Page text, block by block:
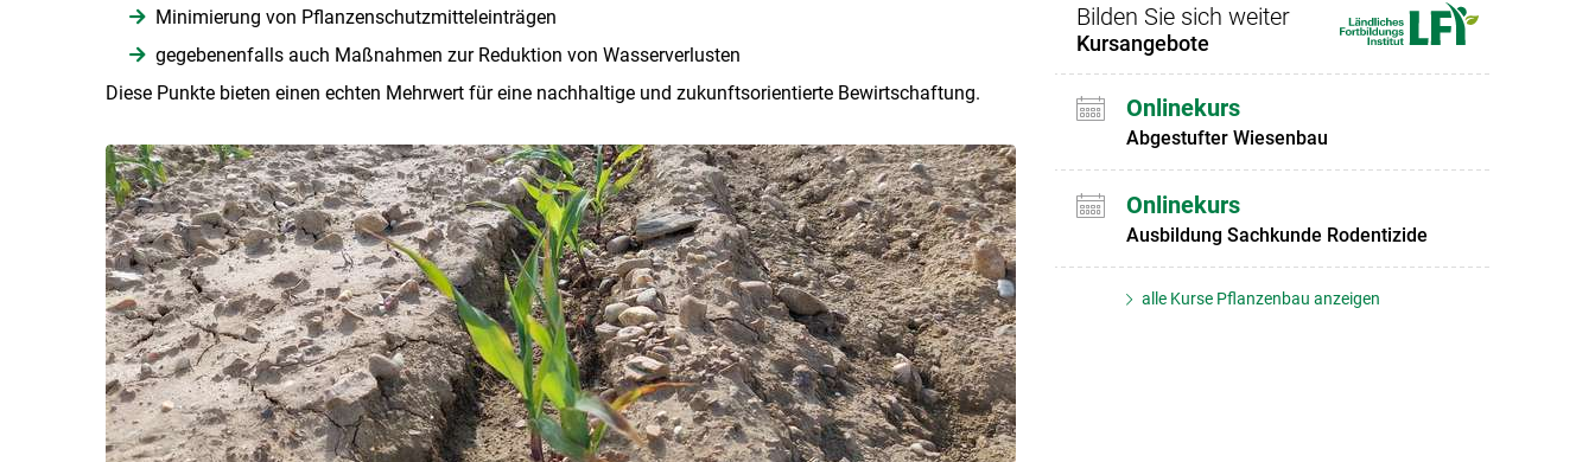
Minimierung von Pflanzenschutzmitteleinträgen
gegebenenfalls auch Maßnahmen zur Reduktion von Wasserverlusten
Diese Punkte bieten einen echten Mehrwert für eine nachhaltige und zukunftsorientierte Bewirtschaftung.
Bilden Sie sich weiter
Kursangebote
Onlinekurs
Abgestufter Wiesenbau
Onlinekurs
Ausbildung Sachkunde Rodentizide
alle Kurse Pflanzenbau anzeigen